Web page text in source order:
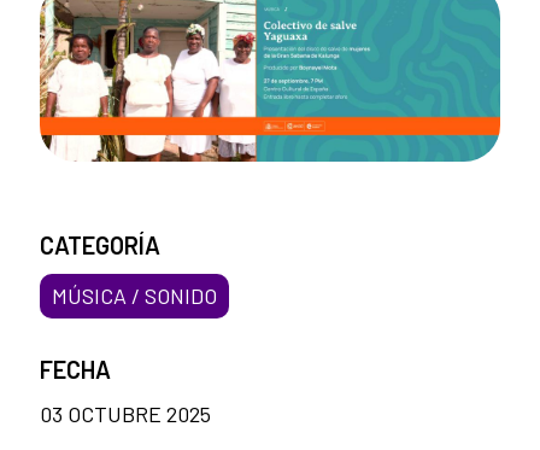
CATEGORÍA
MÚSICA / SONIDO
FECHA
03 OCTUBRE 2025